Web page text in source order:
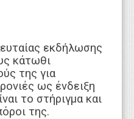
εκδήλωσης
κάτωθι
της για
ως ένδειξη
το στήριγμα και
της.